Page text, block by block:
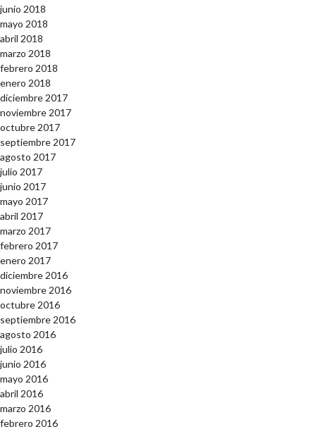
junio 2018
mayo 2018
abril 2018
marzo 2018
febrero 2018
enero 2018
diciembre 2017
noviembre 2017
octubre 2017
septiembre 2017
agosto 2017
julio 2017
junio 2017
mayo 2017
abril 2017
marzo 2017
febrero 2017
enero 2017
diciembre 2016
noviembre 2016
octubre 2016
septiembre 2016
agosto 2016
julio 2016
junio 2016
mayo 2016
abril 2016
marzo 2016
febrero 2016